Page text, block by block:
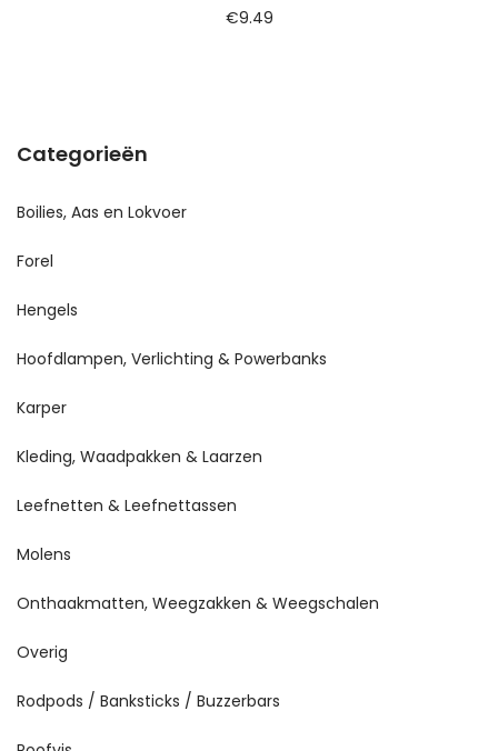
€9.49
Categorieën
Boilies, Aas en Lokvoer
Forel
Hengels
Hoofdlampen, Verlichting & Powerbanks
Karper
Kleding, Waadpakken & Laarzen
Leefnetten & Leefnettassen
Molens
Onthaakmatten, Weegzakken & Weegschalen
Overig
Rodpods / Banksticks / Buzzerbars